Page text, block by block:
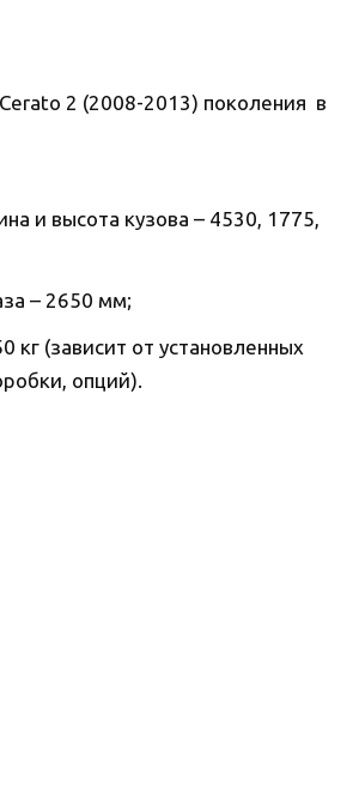
2 (2008-2013) поколения в
и высота кузова – 4530, 1775,
– 2650 мм;
кг (зависит от установленных
опций).